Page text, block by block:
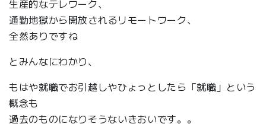
生産的なテレワーク、
通勤地獄から開放されるリモートワーク、
全然ありですね
とみんなにわかり、
もはや就職でお引越しやひょっとしたら「就職」という
概念も
過去のものになりそうないきおいです。。